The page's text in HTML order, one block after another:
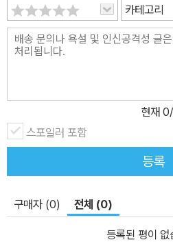
음을 보여주는 동시조입니다. 그리고
내고 있습니다. 위의 동시조 말고도 「영어」, 「점수」, 「짝 바꾸는 날」,
「급식 당번」, 「전입생 은지」, 「꼽추 엄
될 것입니다. 선생님이 아이를 바라보는 사랑스런 눈길과 자신을 사
랑하는 아이들을 만납니다 이일숙 선생님은 처음에는 아이들이 어떤
잘못된 행동을 하면, 단번에 고치려고
지만 시간이 지나면서 아이들 마음속
행동 하나하나가 이해가 되고, 이해
다고 합니다. 이런 아이들에게 향한 사
동시조에서 잘 드러납니다. [우리 선생님] 내가 떠든다고 / 만날 만날
카테고리
현재 0
스포일러 포함
등록
구매자 (0) 전체 (0)
등록된 평이 없